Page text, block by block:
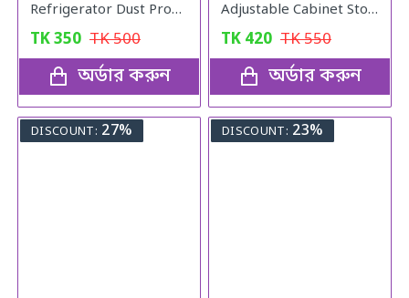
Refrigerator Dust Proof Cover
TK350 TK500
অর্ডার করুন
Adjustable Cabinet Storage Divider (6pcs)
TK 420 TK550
অর্ডার করুন
DISCOUNT: 27% DISCOUNT: 23%